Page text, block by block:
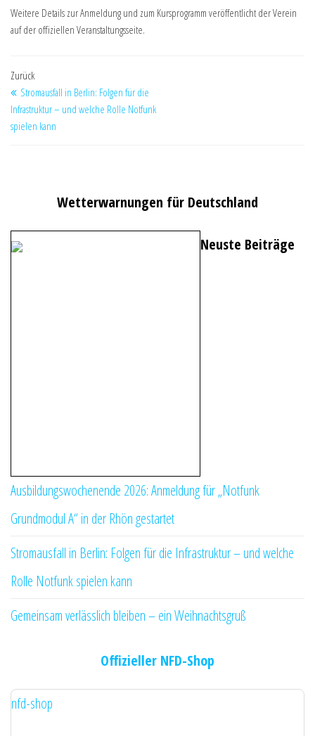
Weitere Details zur Anmeldung und zum Kursprogramm veröffentlicht der Verein
auf der offiziellen Veranstaltungsseite.
Zurück
Stromausfall in Berlin: Folgen für die
Infrastruktur – und welche Rolle Notfunk
spielen kann
Wetterwarnungen für Deutschland
Neuste Beiträge
Ausbildungswochenende 2026: Anmeldung für „Notfunk
Grundmodul A“ in der Rhön gestartet
Stromausfall in Berlin: Folgen für die Infrastruktur – und welche
Rolle Notfunk spielen kann
Gemeinsam verlässlich bleiben – ein Weihnachtsgruß
Offizieller NFD-Shop
nfd-shop